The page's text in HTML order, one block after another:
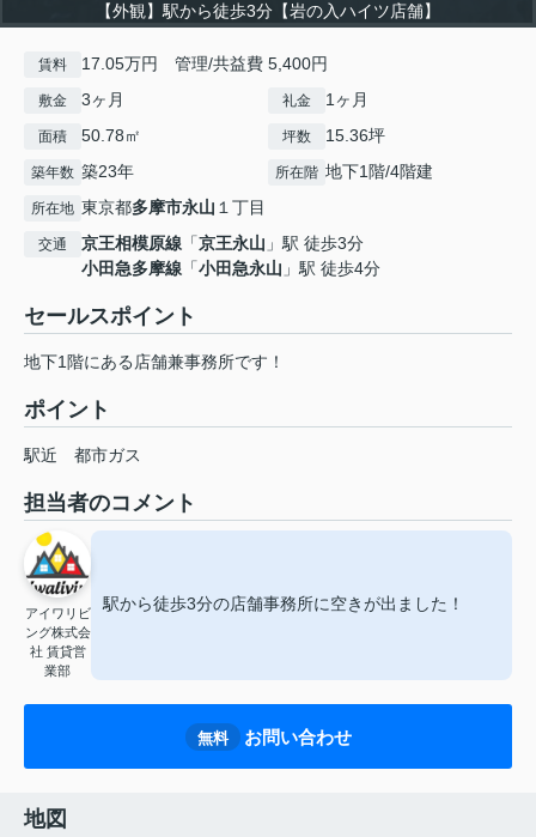
【外観】駅から徒歩3分【岩の入ハイツ店舗】
賃料 17.05万円 管理/共益費 5,400円
敷金 3ヶ月 礼金 1ヶ月
面積 50.78㎡ 坪数 15.36坪
築年数 築23年 所在階 地下1階/4階建
所在地 東京都多摩市永山 １丁目
交通 京王相模原線 「京王永山 」駅 徒歩3分
小田急多摩線 「小田急永山 」駅 徒歩4分
セールスポイント
地下1階にある店舗兼事務所です！
ポイント
駅近 都市ガス
担当者のコメント
アイワリビ
ング株式会
社 賃貸営
業部
駅から徒歩3分の店舗事務所に空きが出ました！
無料 お問い合わせ
地図